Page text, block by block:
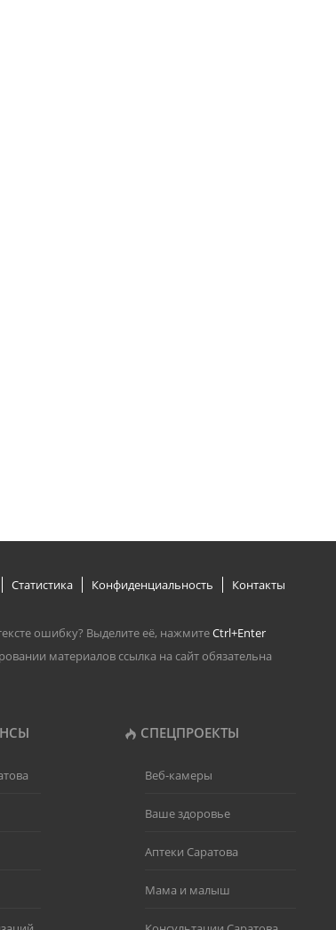
Статистика Конфиденциальность Контакты
ошибку? Выделите её, нажмитеCtrl+Enter
материалов ссылка на сайт обязательна
СПЕЦПРОЕКТЫ
Веб-камеры
Ваше здоровье
Аптеки Саратова
Мама и малыш